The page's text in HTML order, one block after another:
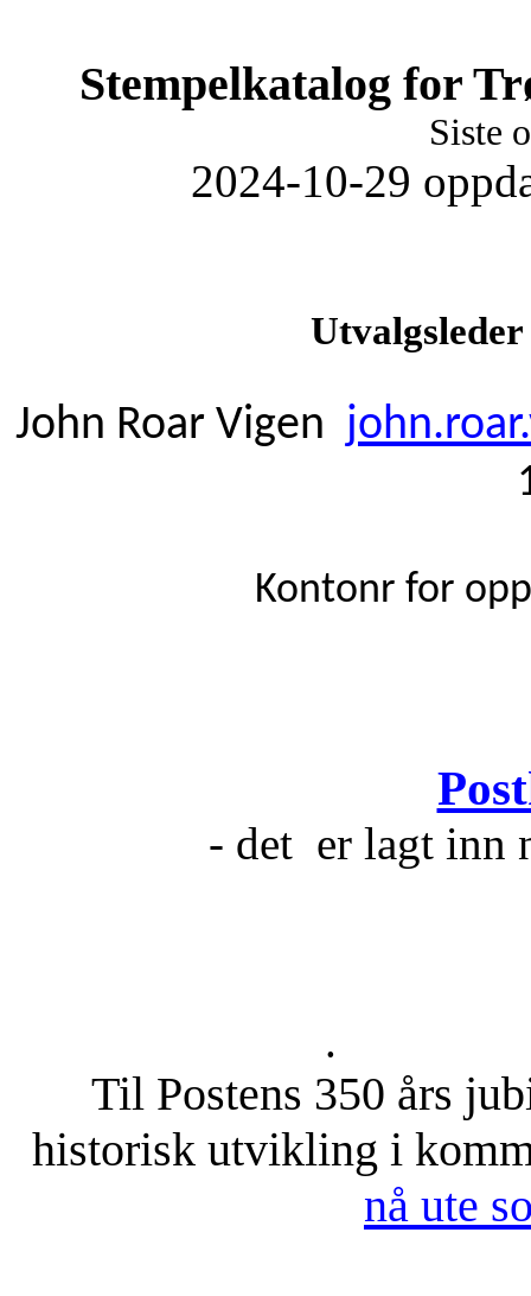
Stempelkatalog for
Siste
2024-10-29
John Roar Vigen
Kontonr for
- det er lagt inn
.
Til Postens 350 års
historisk utvikling i
nå ute